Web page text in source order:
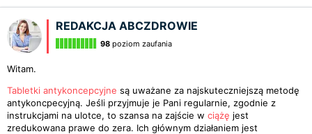
REDAKCJA ABCZDROWIE
98 poziom zaufania
Witam.
Tabletki antykoncepcyjne są uważane za najskuteczniejszą metodę
antykoncpecyjną. Jeśli przyjmuje je Pani regularnie, zgodnie z
instrukcjami na ulotce, to szansa na zajście w ciążę jest
zredukowana prawe do zera. Ich głównym działaniem jest